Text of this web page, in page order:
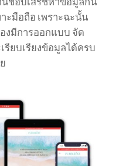
มือถือ เพราะฉะนั้น
งมีการออกแบบ จัด
รียบเรียงข้อมูลได้ครบ